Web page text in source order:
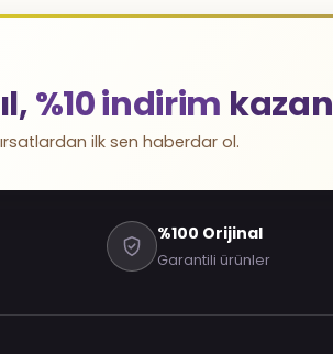
%10 indirim kazan
ilk sen haberdar ol.
%100 Orijinal
Garantili ürünler